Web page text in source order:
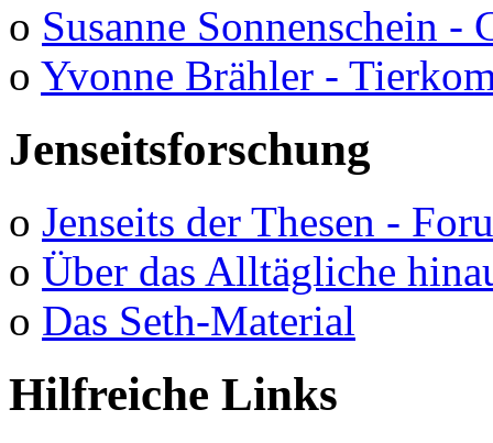
o Susanne Sonnenschein -
o Yvonne Brähler -
Jenseitsforschung
o Jenseits der Thesen -
o Über das Alltägliche
o Das Seth-Material
Hilfreiche Links